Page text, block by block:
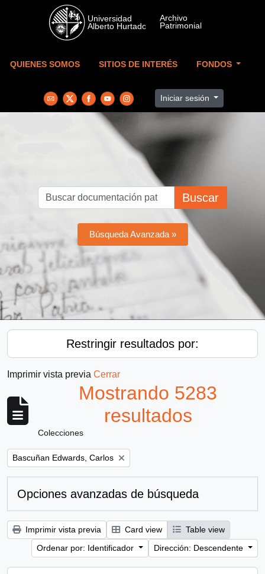
Skip to main content
QUIENES SOMOS SITIOS DE INTERÉS FONDOS
Iniciar sesión
Buscar
Búsqueda Avanzada »
Restringir resultados por:
Imprimir vista previa Cerrar
Mostrando 5283
resultados
Colecciones
Remove filter:
Bascuñan Edwards, Carlos
Opciones avanzadas de búsqueda
Imprimir vista previa Card view
Table view
Ordenar por: Identificador
Dirección: Descendente